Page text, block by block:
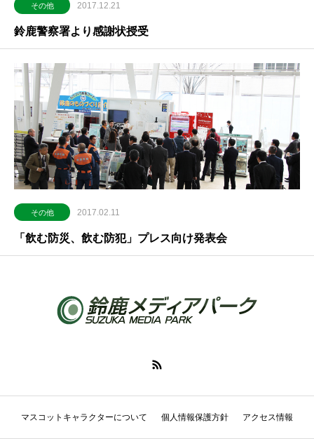
その他 2017.12.21
鈴鹿警察署より感謝状授受
その他 2017.02.11
「飲む防災、飲む防犯」プレス向け発表会
マスコットキャラクターについて 個人情報保護方針 アクセス情報